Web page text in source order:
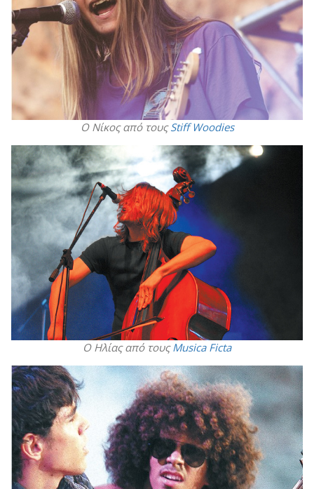
Ο Νίκος από τουςStiff Woodies
Ο Ηλίας από τουςMusica Ficta